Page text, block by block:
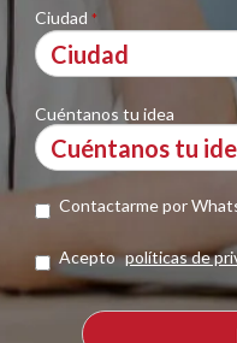
Ciudad*
Cuéntanos tu idea
Contactarme por
Acepto políticas de